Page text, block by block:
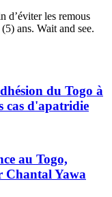
d’éviter les remous
ans. Wait and see.
du Togo à
cas d'apatridie
au Togo,
Chantal Yawa